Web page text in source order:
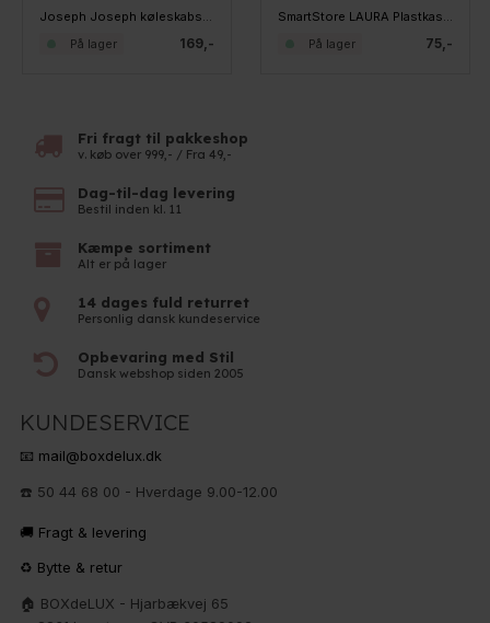
Joseph Joseph køleskabsskuffe - Undershelf
169,-
På lager
SmartStore LAURA Plastkasse SQUARE L
75,-
På lager
Fri fragt til pakkeshop
v. køb over 999,- / Fra 49,-
Dag-til-dag levering
Bestil inden kl. 11
Kæmpe sortiment
Alt er på lager
14 dages fuld returret
Personlig dansk kundeservice
Opbevaring med Stil
Dansk webshop siden 2005
KUNDESERVICE
📧 mail@boxdelux.dk
☎️ 50 44 68 00 - Hverdage 9.00-12.00
🚚 Fragt & levering
♻️ Bytte & retur
🏠 BOXdeLUX - Hjarbækvej 65